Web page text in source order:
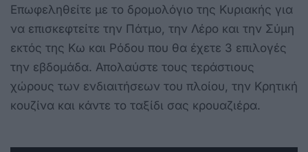
Επωφεληθείτε με το δρομολόγιο της Κυριακής για
να επισκεφτείτε την Πάτμο, την Λέρο και την Σύμη
εκτός της Κω και Ρόδου που θα έχετε 3 επιλογές
την εβδομάδα. Απολαύστε τους τεράστιους
χώρους των ενδιαιτήσεων του πλοίου, την Κρητική
κουζίνα και κάντε το ταξίδι σας κρουαζιέρα.